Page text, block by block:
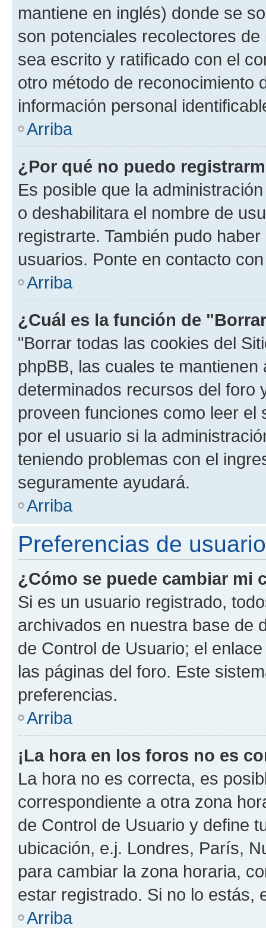
mantiene en inglés) donde se
son potenciales recolectores
sea escrito y ratificado con el
otro método de reconocimiento
información personal
Arriba
¿Por qué no puedo
Es posible que la
o deshabilitara el nombre de
registrarte. También pudo
usuarios. Ponte en contacto
Arriba
¿Cuál es la función de
"Borrar todas las cookies del
phpBB, las cuales te
determinados recursos del foro
proveen funciones como leer el
por el usuario si la
teniendo problemas con el
seguramente ayudará.
Arriba
Preferencias de
¿Cómo se puede cambiar mi
Si es un usuario registrado,
archivados en nuestra base de
de Control de Usuario; el
las páginas del foro. Este
preferencias.
Arriba
¡La hora en los foros no es
La hora no es correcta, es
correspondiente a otra zona
de Control de Usuario y define
ubicación, e.j. Londres, París,
para cambiar la zona horaria,
estar registrado. Si no lo estás,
Arriba